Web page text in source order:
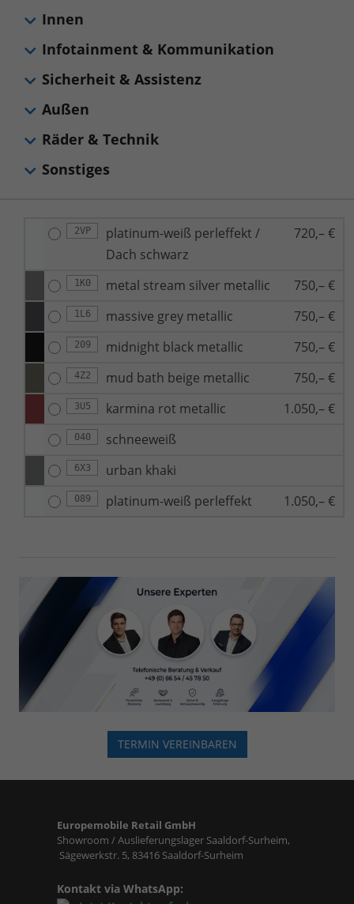
2VP
platinum-weiß perleffekt /
Dach schwarz
720,– €
1K0 metal stream silver metallic 750,– €
1L6 massive grey metallic 750,– €
209 midnight black metallic 750,– €
4Z2 mud bath beige metallic 750,– €
3U5 karmina rot metallic 1.050,– €
040 schneeweiß
6X3 urban khaki
089 platinum-weiß perleffekt 1.050,– €
Innen
Infotainment & Kommunikation
Sicherheit & Assistenz
Außen
Räder & Technik
Sonstiges
TERMIN VEREINBAREN
Europemobile Retail GmbH
Showroom / Auslieferungslager Saaldorf-Surheim,
Sägewerkstr. 5, 83416 Saaldorf-Surheim
Kontakt via WhatsApp: